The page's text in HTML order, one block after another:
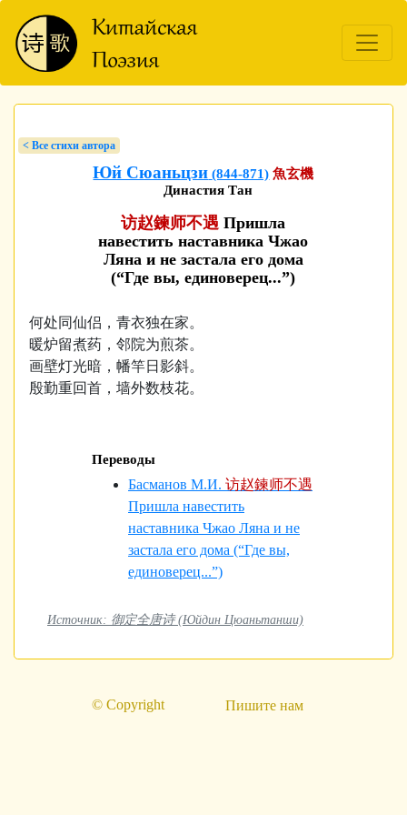
< Bсе стихи автора
Юй Сюаньцзи (844-871) 魚玄機
Династия Тан
访赵鍊师不遇 Пришла
навестить наставника Чжао
Ляна и не застала его дома
(“Где вы, единоверец...”)
何处同仙侣，青衣独在家。
暖炉留煮药，邻院为煎茶。
画壁灯光暗，幡竿日影斜。
殷勤重回首，墙外数枝花。
Переводы
Басманов М.И. 访赵鍊师不遇
Пришла навестить
наставника Чжао Ляна и не
застала его дома (“Где вы,
единоверец...”)
Источник: 御定全唐诗 (Юйдин Цюаньтанши)
© Copyright Пишите нам